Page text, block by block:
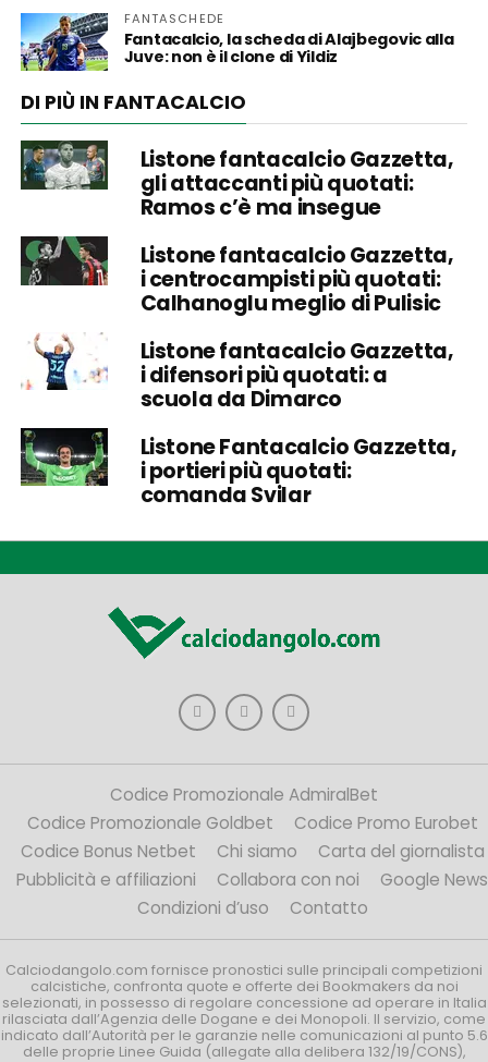
FANTASCHEDE
Fantacalcio, la scheda di Alajbegovic alla
Juve: non è il clone di Yildiz
DI PIÙ IN FANTACALCIO
Listone fantacalcio Gazzetta,
gli attaccanti più quotati:
Ramos c’è ma insegue
Listone fantacalcio Gazzetta,
i centrocampisti più quotati:
Calhanoglu meglio di Pulisic
Listone fantacalcio Gazzetta,
i difensori più quotati: a
scuola da Dimarco
Listone Fantacalcio Gazzetta,
i portieri più quotati:
comanda Svilar
Codice Promozionale AdmiralBet
Codice Promozionale Goldbet
Codice Promo Eurobet
Codice Bonus Netbet
Chi siamo
Carta del giornalista
Pubblicità e affiliazioni
Collabora con noi
Google News
Condizioni d’uso
Contatto
Calciodangolo.com fornisce pronostici sulle principali competizioni
calcistiche, confronta quote e offerte dei Bookmakers da noi
selezionati, in possesso di regolare concessione ad operare in Italia
rilasciata dall’Agenzia delle Dogane e dei Monopoli. Il servizio, come
indicato dall’Autorità per le garanzie nelle comunicazioni al punto 5.6
delle proprie Linee Guida (allegate alla delibera 132/19/CONS),